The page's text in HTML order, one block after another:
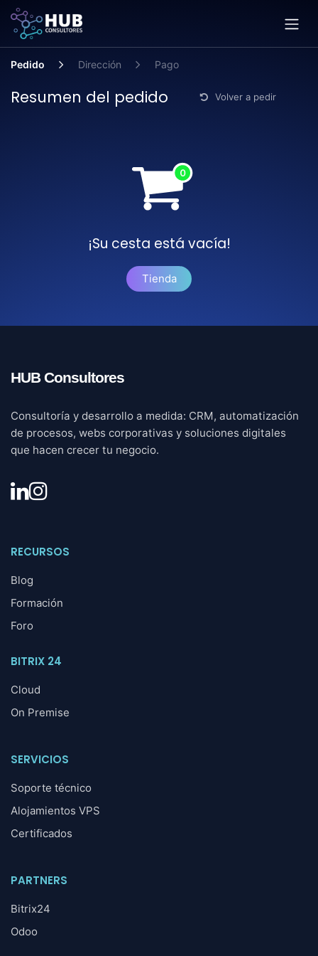
Ir al contenido
Pedido Dirección Pago
Resumen del pedido Volver a pedir
¡Su cesta está vacía!
Tienda
HUB Consultores
Consultoría y desarrollo a medida: CRM, automatización
de procesos, webs corporativas y soluciones digitales
que hacen crecer tu negocio.
RECURSOS
Blog
Formación
Foro
BITRIX 24
Cloud
On Premise
SERVICIOS
Soporte técnico
Alojamientos VPS
Certificados
PARTNERS
Bitrix24
Odoo